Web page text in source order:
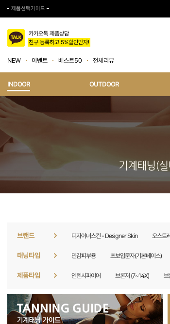
제품선택가이드
카카오톡 제품상담
친구 등록하고 5%할인받자!
NEW 이벤트 베스트50 전체리뷰
INDOOR OUTDOOR
브랜드 디자이너스킨 - Designer Skin 오스트
태닝타입 민감피부용 초보입문자(기본베이스)
제품타입 인텐시파이어 브론저 (7~14X) 브